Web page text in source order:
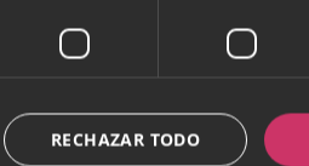
RECHAZAR TODO